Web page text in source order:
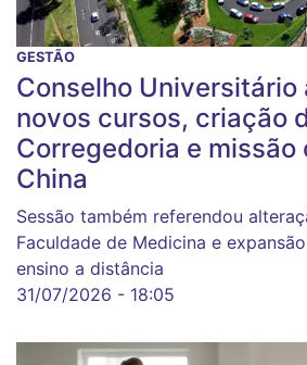
GESTÃO
Conselho Universitário
novos cursos, criação
Corregedoria e missão
China
Sessão também referendou
Faculdade de Medicina e
ensino a distância
31/07/2026 - 18:05